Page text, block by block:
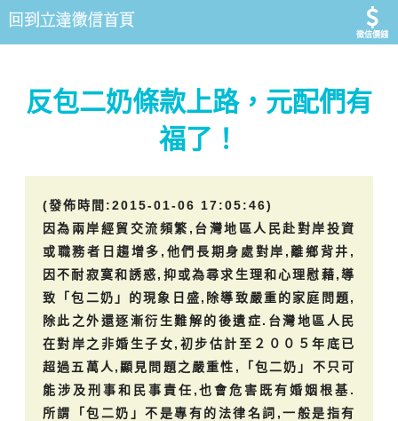
徵信價錢
反包二奶條款上路，元配們有
福了！
(發佈時間:2015-01-06 17:05:46)
因為兩岸經貿交流頻繁,台灣地區人民赴對岸投資
或職務者日趨增多,他們長期身處對岸,離鄉背井,
因不耐寂寞和誘惑,抑或為尋求生理和心理慰藉,導
致「包二奶」的現象日盛,除導致嚴重的家庭問題,
除此之外還逐漸衍生難解的後遺症.台灣地區人民
在對岸之非婚生子女,初步估計至２００５年底已
超過五萬人,顯見問題之嚴重性,「包二奶」不只可
能涉及刑事和民事責任,也會危害既有婚姻根基.
所謂「包二奶」不是專有的法律名詞,一般是指有